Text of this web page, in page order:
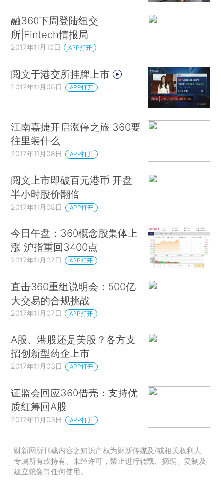
融360下周登陆纽交
所|Fintech情报局
2017年11月10日 APP打开
阅文于港交所挂牌上市
2017年11月08日 APP打开
江南嘉捷开启涨停之旅 360要
往里装什么
2017年11月08日 APP打开
阅文上市即破百元港币 开盘
半小时股价翻倍
2017年11月08日 APP打开
今日午盘：360概念股集体上
涨 沪指重回3400点
2017年11月07日 APP打开
直击360重组说明会：500亿
大交易的合规挑战
2017年11月07日 APP打开
A股、港股还是美股？各方支
招创新型药企上市
2017年11月03日 APP打开
证监会回应360借壳：支持优
质红筹回A股
2017年11月03日 APP打开
财新网所刊载内容之知识产权为财新传媒及/或相关权利人
专属所有或持有。未经许可，禁止进行转载、摘编、复制及
建立镜像等任何使用。